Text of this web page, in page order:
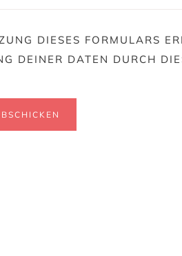
DIESES FORMULARS
DEINER DATEN DURCH